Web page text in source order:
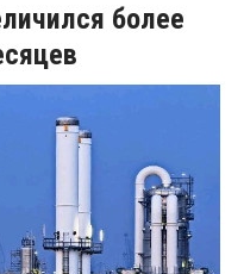
более